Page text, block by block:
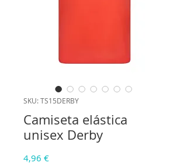
SKU: TS15DERBY
Camiseta elástica
unisex Derby
4,96 €Precio